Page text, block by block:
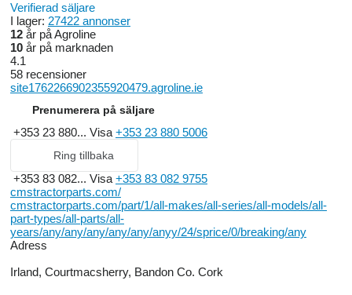
Verifierad säljare
I lager: 27422 annonser
12 år på Agroline
10 år på marknaden
4.1
58 recensioner
site1762266902355920479.agroline.ie
Prenumerera på säljare
+353 23 880... Visa +353 23 880 5006
Ring tillbaka
+353 83 082... Visa +353 83 082 9755
cmstractorparts.com/
cmstractorparts.com/part/1/all-makes/all-series/all-models/all-
part-types/all-parts/all-
years/any/any/any/any/any/anyy/24/sprice/0/breaking/any
Adress
Irland, Courtmacsherry, Bandon Co. Cork